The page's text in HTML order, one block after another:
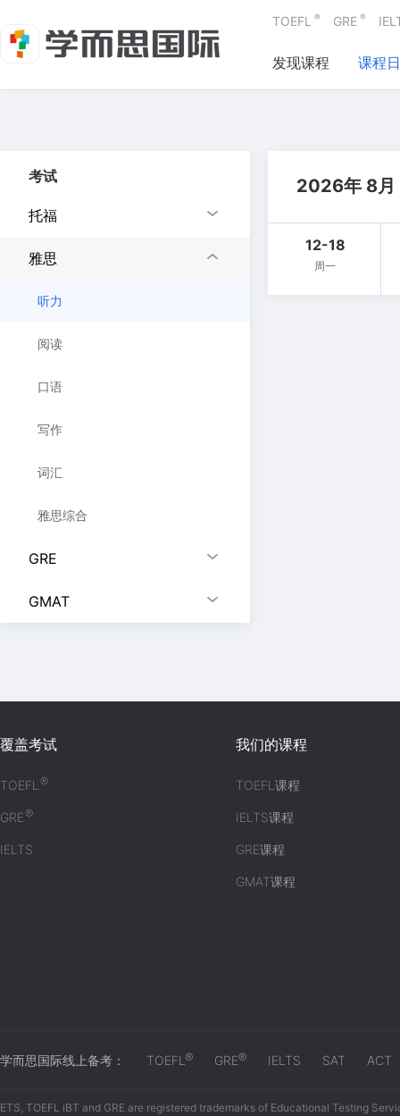
TOEFL ® GRE ®
发现课程 课程
考试
托福
雅思
听力
阅读
口语
写作
词汇
雅思综合
GRE
GMAT
2026年 8月
12-18
周一
覆盖考试
TOEFL®
GRE®
IELTS
我们的课程
TOEFL课程
IELTS课程
GRE课程
GMAT课程
学而思国际线上备考： TOEFL ® GRE® IELTS SAT ACT
ETS, TOEFL iBT and GRE are registered trademarks of Educational Testing